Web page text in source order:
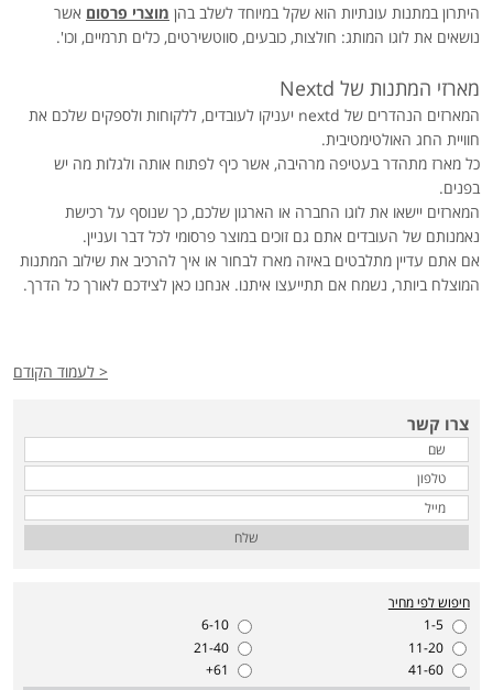
היתרון במתנות עונתיות הוא שקל במיוחד לשלב בהן מוצרי פרסום אשר
נושאים את לוגו המותג: חולצות, כובעים, סווטשירטים, כלים תרמיים, וכו'.
מארזי המתנות של Nextd
המארזים הנהדרים של nextd יעניקו לעובדים, ללקוחות ולספקים שלכם את
חוויית החג האולטימטיבית.
כל מארז מתהדר בעטיפה מרהיבה, אשר כיף לפתוח אותה ולגלות מה יש
בפנים.
המארזים יישאו את לוגו החברה או הארגון שלכם, כך שנוסף על רכישת
נאמנותם של העובדים אתם גם זוכים במוצר פרסומי לכל דבר ועניין.
אם אתם עדיין מתלבטים באיזה מארז לבחור או איך להרכיב את שילוב המתנות
המוצלח ביותר, נשמח אם תתייעצו איתנו. אנחנו כאן לצידכם לאורך כל הדרך.
< לעמוד הקודם
צרו קשר
שלח
חיפוש לפי מחיר
1-5
6-10
11-20
21-40
41-60
61+